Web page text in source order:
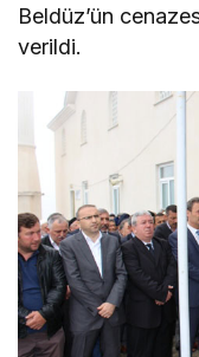
Beldüz’ün
verildi.